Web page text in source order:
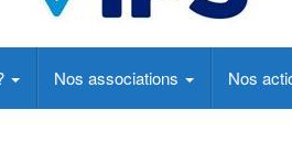
du point du vue des patients
Nos associations Nos